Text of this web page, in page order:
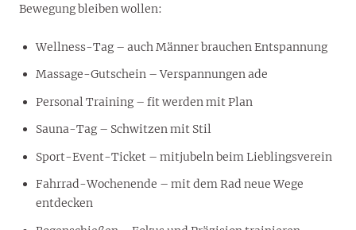
Bewegung bleiben wollen:
Wellness-Tag – auch Männer brauchen Entspannung
Massage-Gutschein – Verspannungen ade
Personal Training – fit werden mit Plan
Sauna-Tag – Schwitzen mit Stil
Sport-Event-Ticket – mitjubeln beim Lieblingsverein
Fahrrad-Wochenende – mit dem Rad neue Wege
entdecken